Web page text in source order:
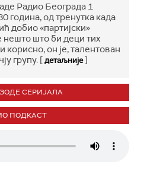
Радио Београда 1
година, од тренутка када
добио «партијски»
нешто што би деци тих
корисно, он је, талентован
групу. [детаљније]
СЕРИЈАЛА
ПОДКАСТ